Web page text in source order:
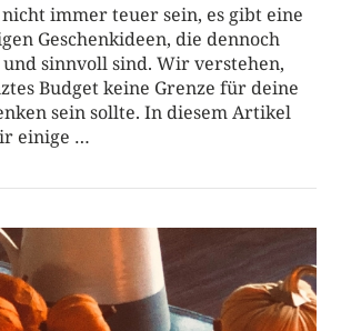
BEITRAG LESEN
nicht immer teuer sein, es gibt eine
Geschenkideen, die dennoch
sinnvoll sind. Wir verstehen,
Budget keine Grenze für deine
sein sollte. In diesem Artikel
einige …